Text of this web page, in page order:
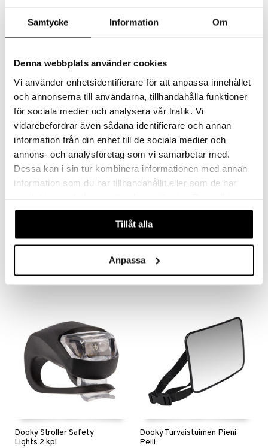
Samtycke Information Om
Denna webbplats använder cookies
Vi använder enhetsidentifierare för att anpassa innehållet
och annonserna till användarna, tillhandahålla funktioner
för sociala medier och analysera vår trafik. Vi
vidarebefordrar även sådana identifierare och annan
information från din enhet till de sociala medier och
annons- och analysföretag som vi samarbetar med.
Dessa kan i sin tur kombinera informationen med annan
information som du har tillhandahållit eller som de har
våra cookies vid fortsatt användande av vår webbplats.
Tillåt alla
Anpassa
Kädenjälki
Korvasuoja Harmaa
DOOKY
Dooky Potkusuoja
DOOKY
14,90
uutuus
Dooky Stroller Safety
Lights 2 kpl
Dooky Turvaistuimen Pieni
Peili